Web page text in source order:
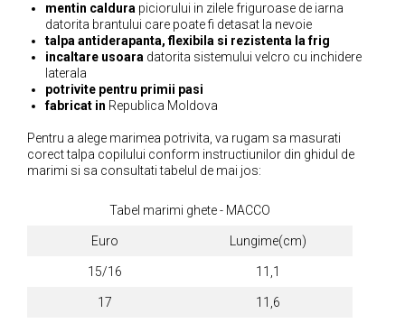
mentin caldura piciorului in zilele friguroase de iarna
datorita brantului care poate fi detasat la nevoie
talpa antiderapanta, flexibila si rezistenta la frig
incaltare usoara datorita sistemului velcro cu inchidere
laterala
potrivite pentru primii pasi
fabricat in Republica Moldova
Pentru a alege marimea potrivita, va rugam sa masurati
corect talpa copilului conform instructiunilor din ghidul de
marimi si sa consultati tabelul de mai jos:
Tabel marimi ghete - MACCO
Euro Lungime(cm)
15/16 11,1
17 11,6